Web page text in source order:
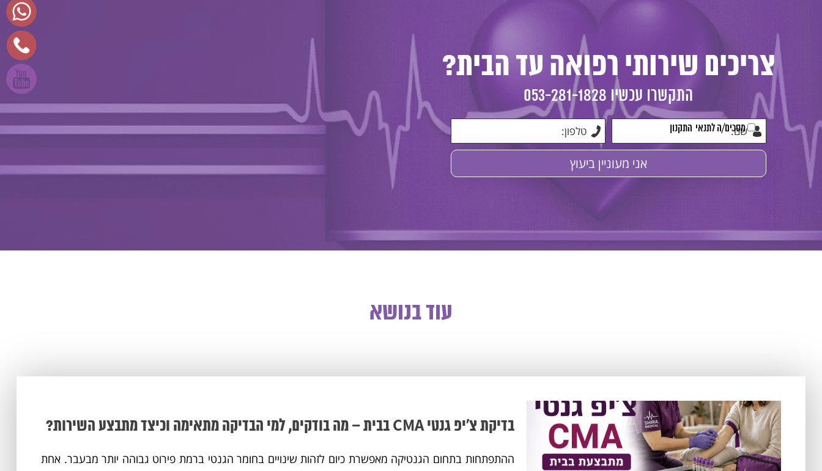
צריכים שירותי רפואה עד הבית?
התקשרו עכשיו 053-281-1828
מסכים/ה לתנאי התקנון
עוד בנושא
בדיקת צ׳יפ גנטי CMA בבית – מה בודקים, למי הבדיקה מתאימה וכיצד מתבצע השירות?
ההתפתחות בתחום הגנטיקה מאפשרת כיום לזהות שינויים בחומר הגנטי ברמת פירוט גבוהה יותר מבעבר. אחת